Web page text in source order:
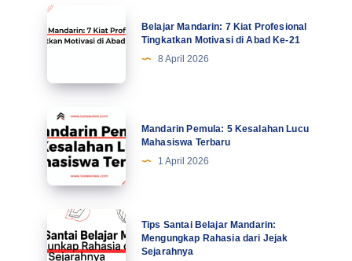
Belajar
Mandarin:
Profesional
Tingkatkan
Motivasi
di
Abad
Ke-
Belajar Mandarin: 7 Kiat Profesional
Tingkatkan Motivasi di Abad Ke-21
8 April 2026
Mandarin
Pemula:
5
Kesalahan
Lucu
Mahasiswa
Terbaru
Mandarin Pemula: 5 Kesalahan Lucu
Mahasiswa Terbaru
1 April 2026
Tips
Santai
Belajar
Tips Santai Belajar Mandarin:
Mengungkap Rahasia dari Jejak
Sejarahnya